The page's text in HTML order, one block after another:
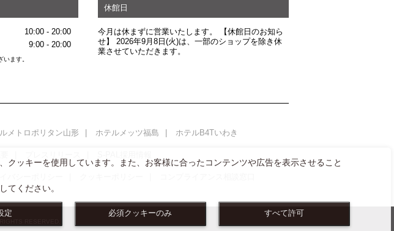
10:00 - 20:00
9:00 - 20:00
ます。
休館日
今月は休まずに営業いたします。 【休館日のお知ら
せ】 2026年9月8日(火)は、一部のショップを除き休
業させていただきます。
メトロポリタン山形 ホテルメッツ福島 ホテルB4Tいわき
ッキーを使用しています。また、お客様に合ったコンテンツや広告を表示させること
てください。
すべて許可
必須クッキーのみ
定